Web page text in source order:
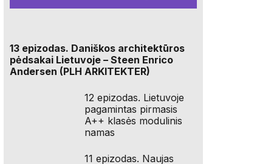
13 epizodas. Daniškos architektūros
pėdsakai Lietuvoje – Steen Enrico
Andersen (PLH ARKITEKTER)
12 epizodas. Lietuvoje
pagamintas pirmasis
A++ klasės modulinis
namas
11 epizodas. Naujas